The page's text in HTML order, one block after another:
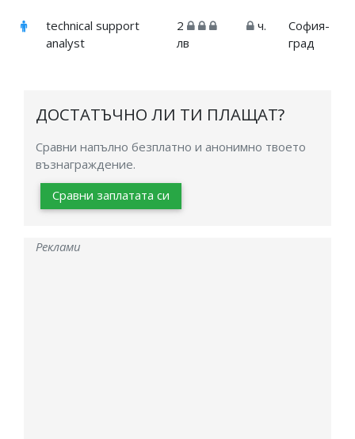
technical support
analyst
2
лв
ч.
София-
град
ДОСТАТЪЧНО ЛИ ТИ ПЛАЩАТ?
Сравни напълно безплатно и анонимно твоето
възнаграждение.
Сравни заплатата си
Реклами